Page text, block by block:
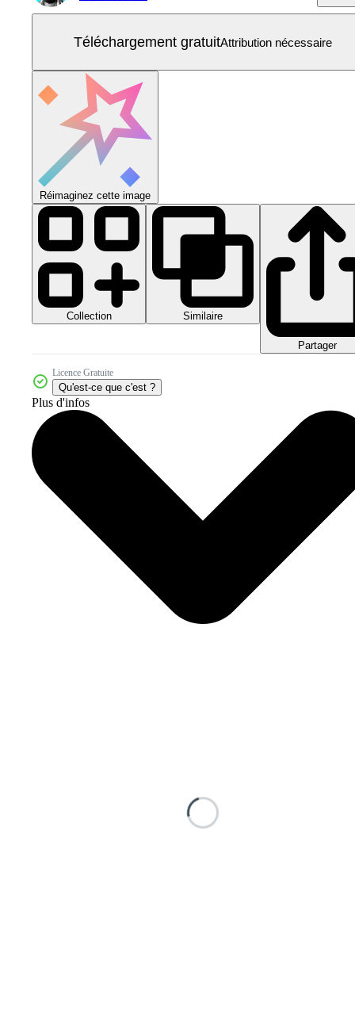
Téléchargement gratuitAttribution nécessaire
Réimaginez cette image
Collection Similaire
Partager
Licence Gratuite
Qu'est-ce que c'est ?
Plus d'infos